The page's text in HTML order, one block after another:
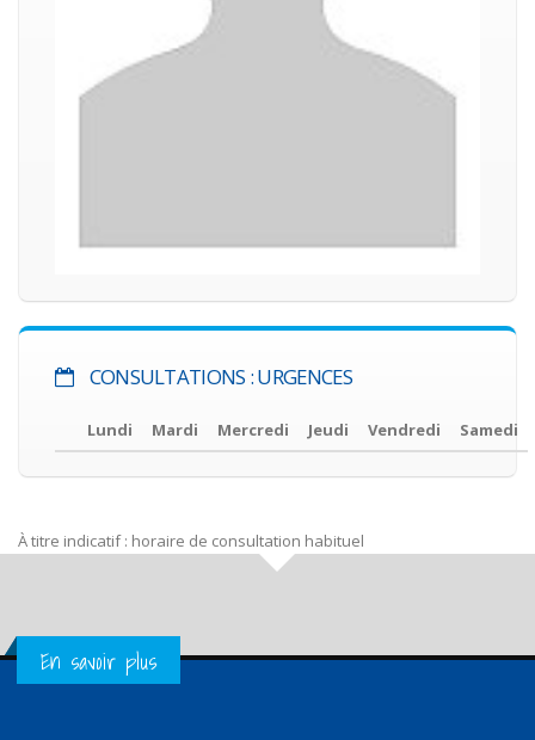
CONSULTATIONS : URGENCES
Lundi Mardi Mercredi Jeudi Vendredi Samedi
À titre indicatif : horaire de consultation habituel
Get in Touch
En savoir plus